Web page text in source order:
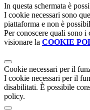
In questa schermata è
I cookie necessari sono
piattaforma e non è
Per conoscere quali sono i
visionare la COOKIE
Cookie necessari per il
I cookie necessari per il
disabilitati. È possibile
policy.